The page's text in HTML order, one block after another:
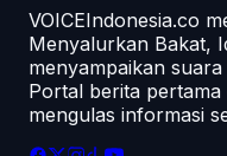
VOICEIndonesia.co
Menyalurkan Bakat,
menyampaikan
Portal berita
mengulas informasi